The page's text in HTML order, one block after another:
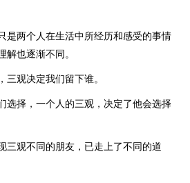
是两个人在生活中所经历和感受的事情
解也逐渐不同。
三观决定我们留下谁。
选择，一个人的三观，决定了他会选择
三观不同的朋友，已走上了不同的道